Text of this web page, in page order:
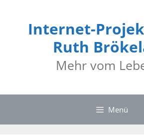
Internet-
Ruth
Mehr vom
Menü